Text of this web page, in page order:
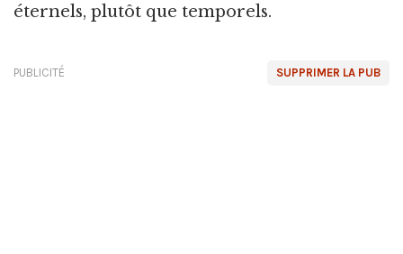
éternels, plutôt que temporels.
SUPPRIMER LA PUB
PUBLICITÉ